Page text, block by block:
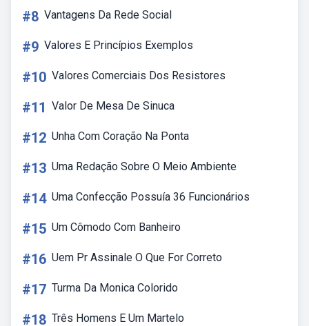
#8 Vantagens Da Rede Social
#9 Valores E Princípios Exemplos
#10 Valores Comerciais Dos Resistores
#11 Valor De Mesa De Sinuca
#12 Unha Com Coração Na Ponta
#13 Uma Redação Sobre O Meio Ambiente
#14 Uma Confecção Possuía 36 Funcionários
#15 Um Cômodo Com Banheiro
#16 Uem Pr Assinale O Que For Correto
#17 Turma Da Monica Colorido
#18 Três Homens E Um Martelo